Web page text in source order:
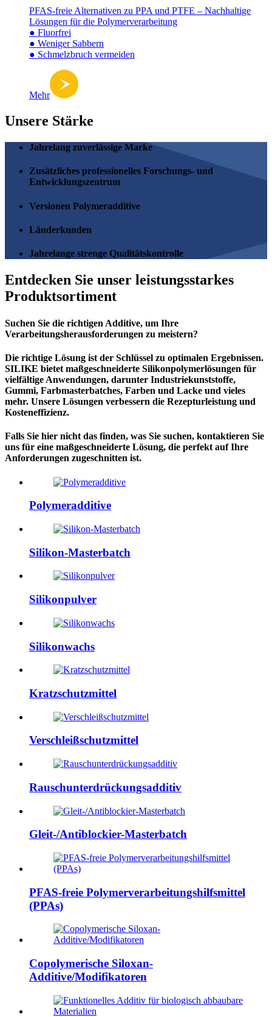
PFAS-freie Alternativen zu PPA und PTFE – Nachhaltige
Lösungen für die Polymerverarbeitung
● Fluorfrei
● Weniger Sabbern
● Schmelzbruch vermeiden
Mehr
Unsere Stärke
Jahrelang zuverlässige Marke
Zusätzliches professionelles Forschungs- und
Entwicklungszentrum
Versionen Polymeradditive
Länderkunden
Jahrelange strenge Qualitätskontrolle
Entdecken Sie unser leistungsstarkes
Produktsortiment
Suchen Sie die richtigen Additive, um Ihre
Verarbeitungsherausforderungen zu meistern?
Die richtige Lösung ist der Schlüssel zu optimalen Ergebnissen.
SILIKE bietet maßgeschneiderte Silikonpolymerlösungen für
vielfältige Anwendungen, darunter Industriekunststoffe,
Gummi, Farbmasterbatches, Farben und Lacke und vieles
mehr. Unsere Lösungen verbessern die Rezepturleistung und
Kosteneffizienz.
Falls Sie hier nicht das finden, was Sie suchen, kontaktieren Sie
uns für eine maßgeschneiderte Lösung, die perfekt auf Ihre
Anforderungen zugeschnitten ist.
Polymeradditive
Silikon-Masterbatch
Silikonpulver
Silikonwachs
Kratzschutzmittel
Verschleißschutzmittel
Rauschunterdrückungsadditiv
Gleit-/Antiblockier-Masterbatch
PFAS-freie Polymerverarbeitungshilfsmittel
(PPAs)
Copolymerische Siloxan-
Additive/Modifikatoren